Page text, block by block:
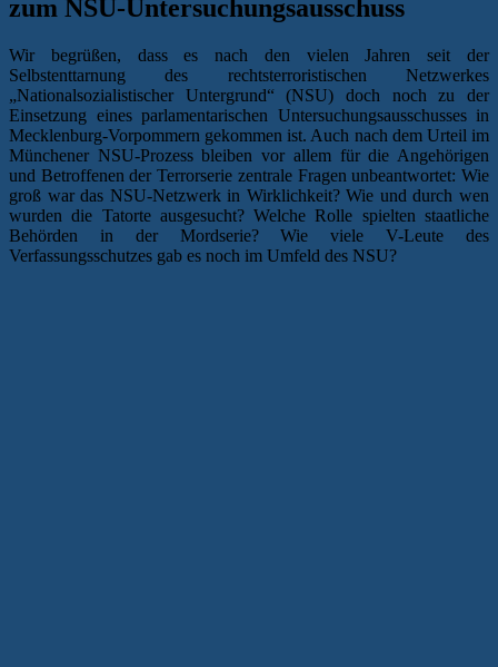
zum NSU-Untersuchungsausschuss
Wir begrüßen, dass es nach den vielen Jahren seit der
Selbstenttarnung des rechtsterroristischen Netzwerkes
„Nationalsozialistischer Untergrund“ (NSU) doch noch zu der
Einsetzung eines parlamentarischen Untersuchungsausschusses in
Mecklenburg-Vorpommern gekommen ist. Auch nach dem Urteil im
Münchener NSU-Prozess bleiben vor allem für die Angehörigen
und Betroffenen der Terrorserie zentrale Fragen unbeantwortet: Wie
groß war das NSU-Netzwerk in Wirklichkeit? Wie und durch wen
wurden die Tatorte ausgesucht? Welche Rolle spielten staatliche
Behörden in der Mordserie? Wie viele V-Leute des
Verfassungsschutzes gab es noch im Umfeld des NSU?